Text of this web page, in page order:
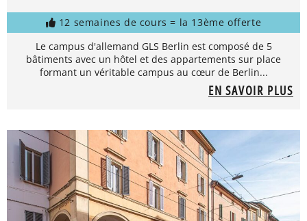
12 semaines de cours = la 13ème offerte
Le campus d'allemand GLS Berlin est composé de 5
bâtiments avec un hôtel et des appartements sur place
formant un véritable campus au cœur de Berlin...
EN SAVOIR PLUS